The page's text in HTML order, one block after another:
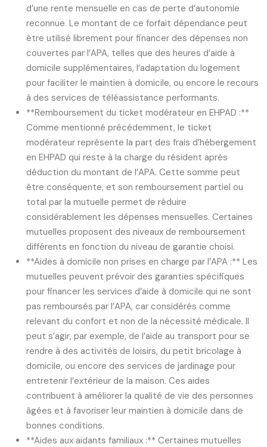
d’une rente mensuelle en cas de perte d’autonomie
reconnue. Le montant de ce forfait dépendance peut
être utilisé librement pour financer des dépenses non
couvertes par l’APA, telles que des heures d’aide à
domicile supplémentaires, l’adaptation du logement
pour faciliter le maintien à domicile, ou encore le recours
à des services de téléassistance performants.
**Remboursement du ticket modérateur en EHPAD :**
Comme mentionné précédemment, le ticket
modérateur représente la part des frais d’hébergement
en EHPAD qui reste à la charge du résident après
déduction du montant de l’APA. Cette somme peut
être conséquente, et son remboursement partiel ou
total par la mutuelle permet de réduire
considérablement les dépenses mensuelles. Certaines
mutuelles proposent des niveaux de remboursement
différents en fonction du niveau de garantie choisi.
**Aides à domicile non prises en charge par l’APA :** Les
mutuelles peuvent prévoir des garanties spécifiques
pour financer les services d’aide à domicile qui ne sont
pas remboursés par l’APA, car considérés comme
relevant du confort et non de la nécessité médicale. Il
peut s’agir, par exemple, de l’aide au transport pour se
rendre à des activités de loisirs, du petit bricolage à
domicile, ou encore des services de jardinage pour
entretenir l’extérieur de la maison. Ces aides
contribuent à améliorer la qualité de vie des personnes
âgées et à favoriser leur maintien à domicile dans de
bonnes conditions.
**Aides aux aidants familiaux :** Certaines mutuelles